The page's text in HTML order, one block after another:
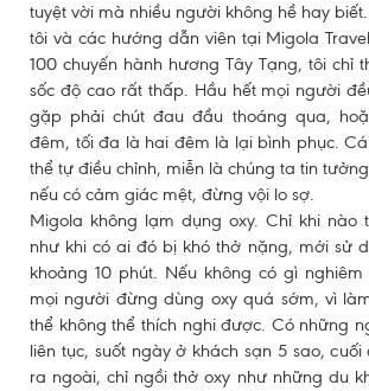
tuyệt vời mà nhiều người không hề hay
tôi và các hướng dẫn viên tại Migola
100 chuyến hành hương Tây Tạng, tôi chỉ
sốc độ cao rất thấp. Hầu hết mọi người
gặp phải chút đau đầu thoáng qua,
đêm, tối đa là hai đêm là lại bình phục.
thể tự điều chỉnh, miễn là chúng ta tin
nếu có cảm giác mệt, đừng vội lo sợ.
Migola không lạm dụng oxy. Chỉ khi nào
như khi có ai đó bị khó thở nặng, mới sử
khoảng 10 phút. Nếu không có gì nghiêm
mọi người đừng dùng oxy quá sớm, vì
thể không thể thích nghi được. Có những
liên tục, suốt ngày ở khách sạn 5 sao,
ra ngoài, chỉ ngồi thở oxy như những du